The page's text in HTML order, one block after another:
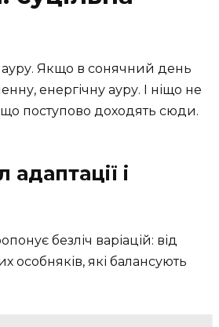
ауру. Якщо в сонячний день
енергічну ауру. І ніщо не
що поступово доходять сюди.
і
безліч варіацій: від
особняків, які балансують